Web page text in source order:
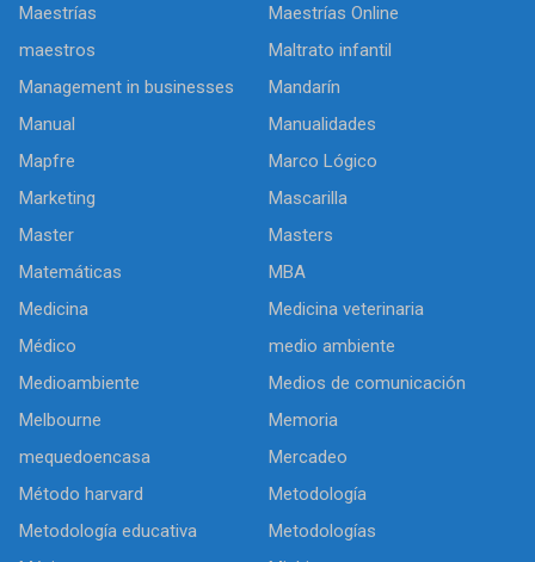
Maestrías
Maestrías Online
maestros
Maltrato infantil
Management in businesses
Mandarín
Manual
Manualidades
Mapfre
Marco Lógico
Marketing
Mascarilla
Master
Masters
Matemáticas
MBA
Medicina
Medicina veterinaria
Médico
medio ambiente
Medioambiente
Medios de comunicación
Melbourne
Memoria
mequedoencasa
Mercadeo
Método harvard
Metodología
Metodología educativa
Metodologías